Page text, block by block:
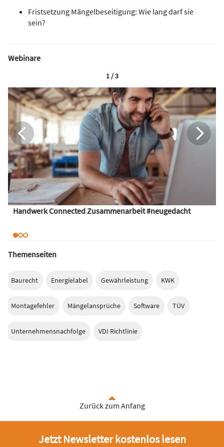
Fristsetzung Mängelbeseitigung: Wie lang darf sie
sein?
Webinare
Handwerk Connected Zusammenarbeit #neugedacht
1 / 3
Themenseiten
Baurecht Energielabel Gewährleistung KWK
Montagefehler Mängelansprüche Software TÜV
Unternehmensnachfolge VDI Richtlinie
Zurück zum Anfang
Jetzt Newsletter kostenlos lesen